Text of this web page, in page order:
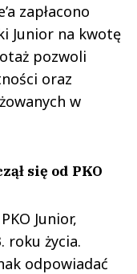
zapłacono
Junior na kwotę
pozwoli
oraz
w
się od PKO
Junior,
roku życia.
odpowiadać